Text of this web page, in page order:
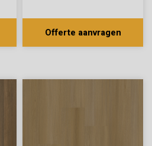
Offerte aanvragen